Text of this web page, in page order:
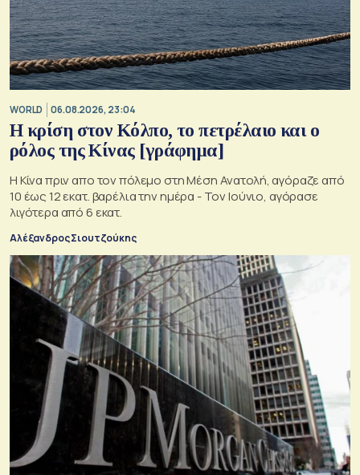
WORLD 06.08.2026, 23:04
Η κρίση στoν Κόλπο, το πετρέλαιο και ο
ρόλος της Κίνας [γράφημα]
Η Κίνα πριν απο τον πόλεμο στη Μέση Ανατολή, αγόραζε από
10 έως 12 εκατ. βαρέλια την ημέρα - Τον Ιούνιο, αγόρασε
λιγότερα από 6 εκατ.
Αλέξανδρος Σιουτζούκης